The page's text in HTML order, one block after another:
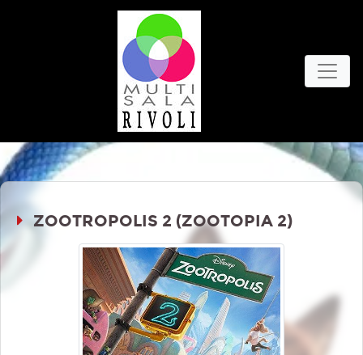
ZOOTROPOLIS 2 (ZOOTOPIA 2)